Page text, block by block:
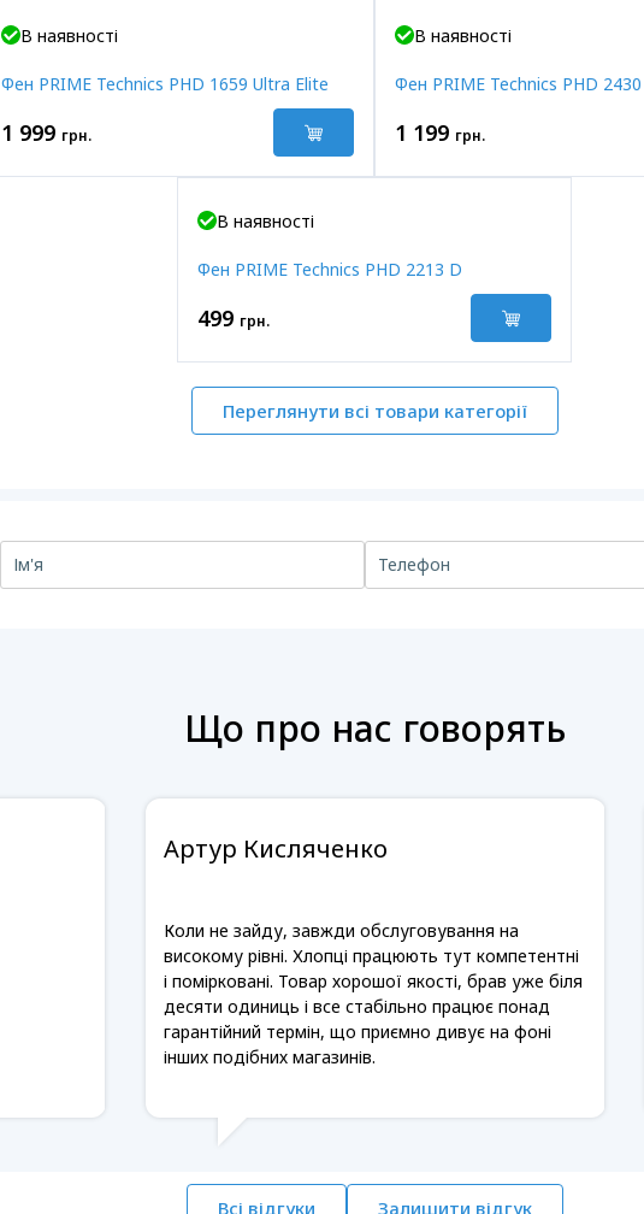
В наявності
Фен PRIME Technics PHD 1659 Ultra Elite
1 999 грн.
В наявності
Фен PRIME Technics PHD
1 199 грн.
В наявності
Фен PRIME Technics PHD 2213 D
499 грн.
Переглянути всі товари категорії
Що про нас говорять
Артур Кисляченко
Коли не зайду, завжди обслуговування на
високому рівні. Хлопці працюють тут компетентні
і помірковані. Товар хорошої якості, брав уже біля
десяти одиниць і все стабільно працює понад
гарантійний термін, що приємно дивує на фоні
інших подібних магазинів.
Всі відгуки Залишити відгук